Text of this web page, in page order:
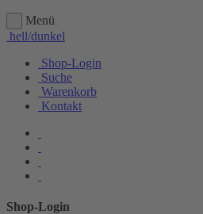
Menü
hell/dunkel
Shop-Login
Suche
Warenkorb
Kontakt
Shop-Login